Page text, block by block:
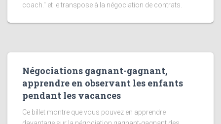
coach." et le transpose à la négociation de contrats.
Négociations gagnant-gagnant,
apprendre en observant les enfants
pendant les vacances
Ce billet montre que vous pouvez en apprendre